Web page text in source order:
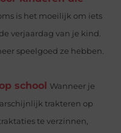
is het moeilijk om iets
verjaardag van je kind.
speelgoed ze hebben.
school Wanneer je
trakteren op
te verzinnen,